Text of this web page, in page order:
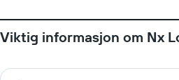
Viktig informasjon om Nx